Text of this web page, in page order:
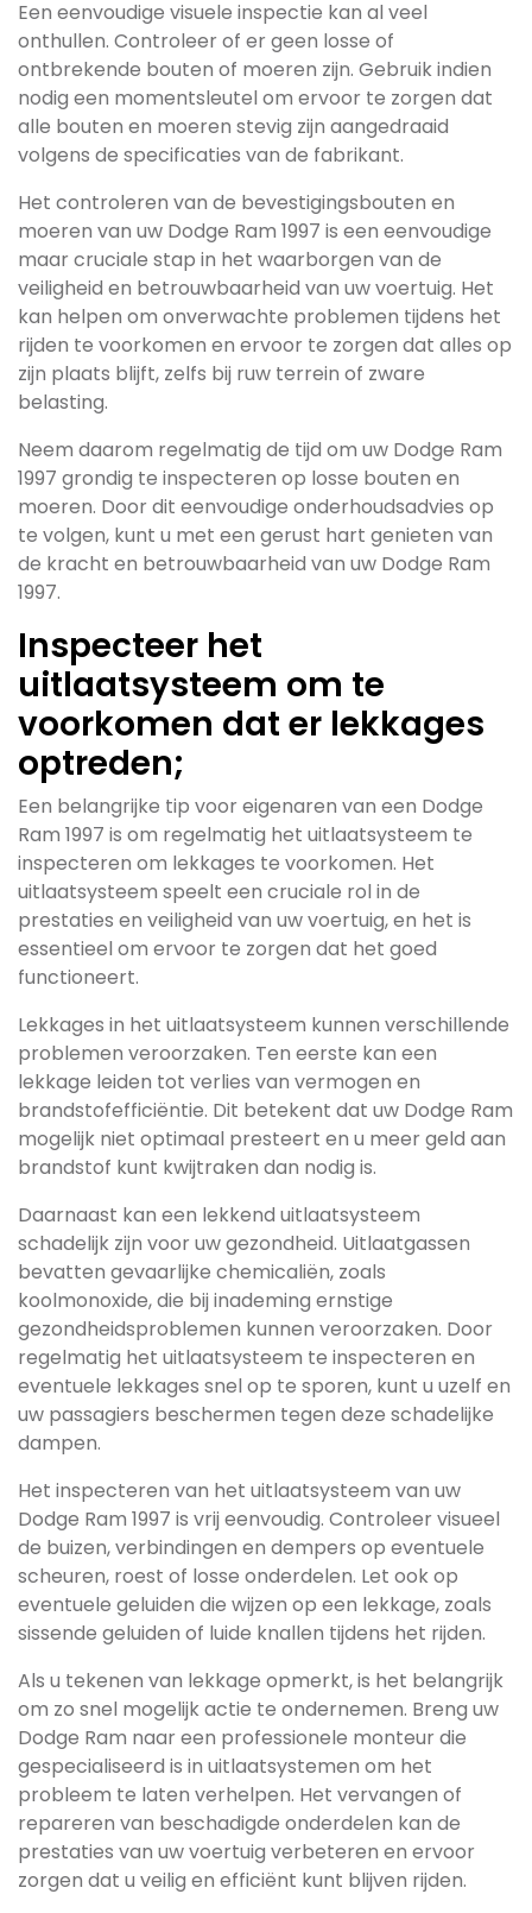
Een eenvoudige visuele inspectie kan al veel
onthullen. Controleer of er geen losse of
ontbrekende bouten of moeren zijn. Gebruik indien
nodig een momentsleutel om ervoor te zorgen dat
alle bouten en moeren stevig zijn aangedraaid
volgens de specificaties van de fabrikant.
Het controleren van de bevestigingsbouten en
moeren van uw Dodge Ram 1997 is een eenvoudige
maar cruciale stap in het waarborgen van de
veiligheid en betrouwbaarheid van uw voertuig. Het
kan helpen om onverwachte problemen tijdens het
rijden te voorkomen en ervoor te zorgen dat alles op
zijn plaats blijft, zelfs bij ruw terrein of zware
belasting.
Neem daarom regelmatig de tijd om uw Dodge Ram
1997 grondig te inspecteren op losse bouten en
moeren. Door dit eenvoudige onderhoudsadvies op
te volgen, kunt u met een gerust hart genieten van
de kracht en betrouwbaarheid van uw Dodge Ram
1997.
Inspecteer het
uitlaatsysteem om te
voorkomen dat er lekkages
optreden;
Een belangrijke tip voor eigenaren van een Dodge
Ram 1997 is om regelmatig het uitlaatsysteem te
inspecteren om lekkages te voorkomen. Het
uitlaatsysteem speelt een cruciale rol in de
prestaties en veiligheid van uw voertuig, en het is
essentieel om ervoor te zorgen dat het goed
functioneert.
Lekkages in het uitlaatsysteem kunnen verschillende
problemen veroorzaken. Ten eerste kan een
lekkage leiden tot verlies van vermogen en
brandstofefficiëntie. Dit betekent dat uw Dodge Ram
mogelijk niet optimaal presteert en u meer geld aan
brandstof kunt kwijtraken dan nodig is.
Daarnaast kan een lekkend uitlaatsysteem
schadelijk zijn voor uw gezondheid. Uitlaatgassen
bevatten gevaarlijke chemicaliën, zoals
koolmonoxide, die bij inademing ernstige
gezondheidsproblemen kunnen veroorzaken. Door
regelmatig het uitlaatsysteem te inspecteren en
eventuele lekkages snel op te sporen, kunt u uzelf en
uw passagiers beschermen tegen deze schadelijke
dampen.
Het inspecteren van het uitlaatsysteem van uw
Dodge Ram 1997 is vrij eenvoudig. Controleer visueel
de buizen, verbindingen en dempers op eventuele
scheuren, roest of losse onderdelen. Let ook op
eventuele geluiden die wijzen op een lekkage, zoals
sissende geluiden of luide knallen tijdens het rijden.
Als u tekenen van lekkage opmerkt, is het belangrijk
om zo snel mogelijk actie te ondernemen. Breng uw
Dodge Ram naar een professionele monteur die
gespecialiseerd is in uitlaatsystemen om het
probleem te laten verhelpen. Het vervangen of
repareren van beschadigde onderdelen kan de
prestaties van uw voertuig verbeteren en ervoor
zorgen dat u veilig en efficiënt kunt blijven rijden.